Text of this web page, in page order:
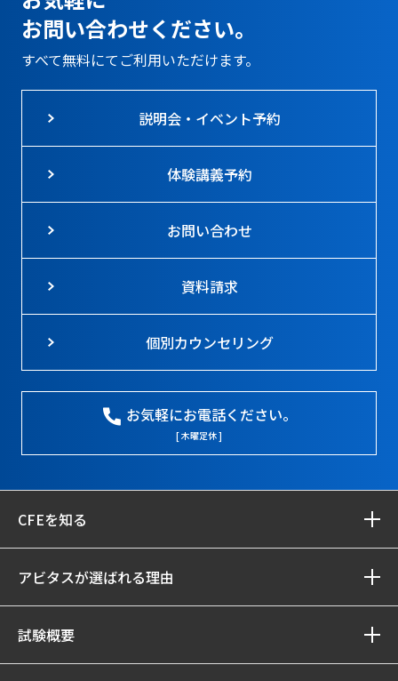
お問い合わせください。
すべて無料にてご利用いただけます。
説明会・イベント予約
体験講義予約
お問い合わせ
資料請求
個別カウンセリング
お気軽にお電話ください。
[ 木曜定休 ]
CFEを知る
アビタスが選ばれる理由
試験概要